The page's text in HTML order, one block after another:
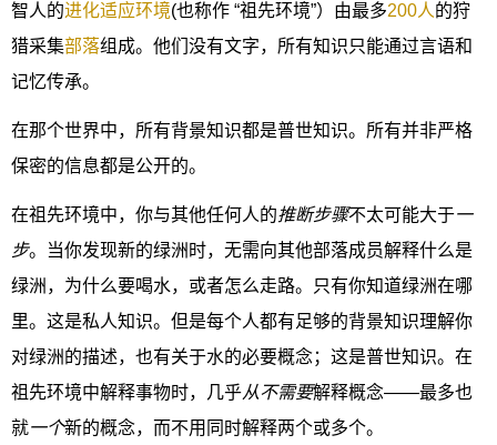
智人的进化适应环境(也称作 “祖先环境”）由最多200人的狩
猎采集部落组成。他们没有文字，所有知识只能通过言语和
记忆传承。
在那个世界中，所有背景知识都是普世知识。所有并非严格
保密的信息都是公开的。
在祖先环境中，你与其他任何人的推断步骤不太可能大于一
步。当你发现新的绿洲时，无需向其他部落成员解释什么是
绿洲，为什么要喝水，或者怎么走路。只有你知道绿洲在哪
里。这是私人知识。但是每个人都有足够的背景知识理解你
对绿洲的描述，也有关于水的必要概念；这是普世知识。在
祖先环境中解释事物时，几乎从不需要解释概念——最多也
就一个新的概念，而不用同时解释两个或多个。